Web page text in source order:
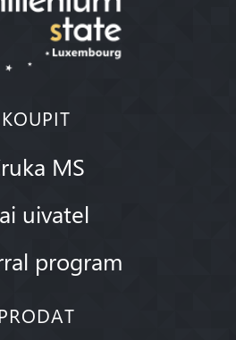
KOUPIT
MS
uivatel
program
PRODAT